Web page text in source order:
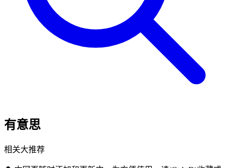
有意思
相关大推荐